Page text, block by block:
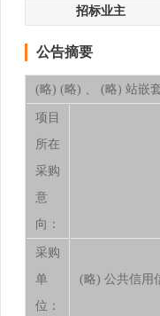
招标业主
公告摘要
(略) (略) 、 (略) 站嵌
项目
所在
采购
意
向：
采购
单
位：
(略) 公共信用